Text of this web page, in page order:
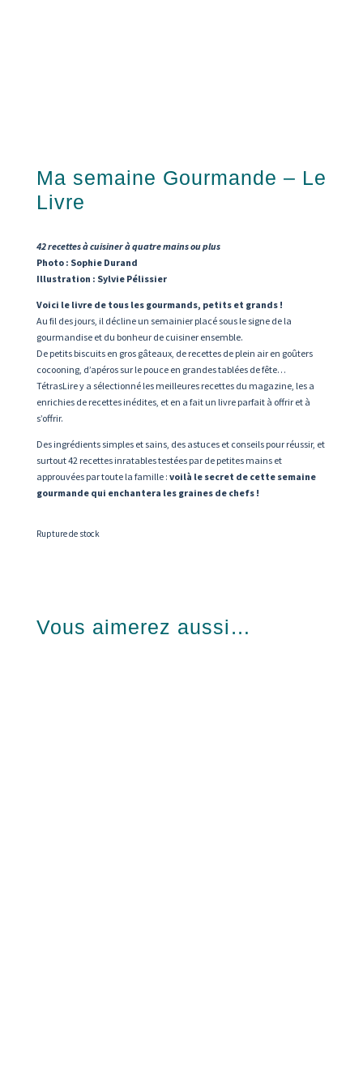
Ma semaine Gourmande – Le
Livre
42 recettes à cuisiner à quatre mains ou plus
Photo : Sophie Durand
Illustration : Sylvie Pélissier
Voici le livre de tous les gourmands, petits et grands !
Au fil des jours, il décline un semainier placé sous le signe de la
gourmandise et du bonheur de cuisiner ensemble.
De petits biscuits en gros gâteaux, de recettes de plein air en goûters
cocooning, d’apéros sur le pouce en grandes tablées de fête…
TétrasLire y a sélectionné les meilleures recettes du magazine, les a
enrichies de recettes inédites, et en a fait un livre parfait à offrir et à
s’offrir.
Des ingrédients simples et sains, des astuces et conseils pour réussir, et
surtout 42 recettes inratables testées par de petites mains et
approuvées par toute la famille : voilà le secret de cette semaine
gourmande qui enchantera les graines de chefs !
Rupture de stock
Vous aimerez aussi…